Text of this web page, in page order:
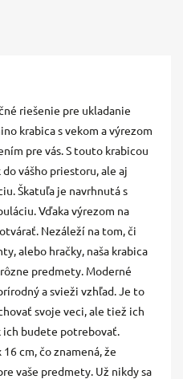
riešenie pre ukladanie
krabica s vekom a výrezom
pre vás. S touto krabicou
vášho priestoru, ale aj
Škatuľa je navrhnutá s
Vďaka výrezom na
Nezáleží na tom, či
alebo hračky, naša krabica
predmety. Moderné
a svieži vzhľad. Je to
svoje veci, ale tiež ich
ich budete potrebovať.
cm, čo znamená, že
vaše predmety. Už nikdy sa